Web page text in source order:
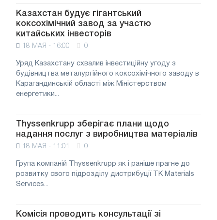
Казахстан будує гігантський
коксохімічний завод за участю
китайських інвесторів
18 МАЯ - 16:00 0
Уряд Казахстану схвалив інвестиційну угоду з
будівництва металургійного коксохімічного заводу в
Карагандинській області між Міністерством
енергетики...
Thyssenkrupp зберігає плани щодо
надання послуг з виробництва матеріалів
18 МАЯ - 11:01 0
Група компаній Thyssenkrupp як і раніше прагне до
розвитку свого підрозділу дистрибуції TK Materials
Services...
Комісія проводить консультації зі